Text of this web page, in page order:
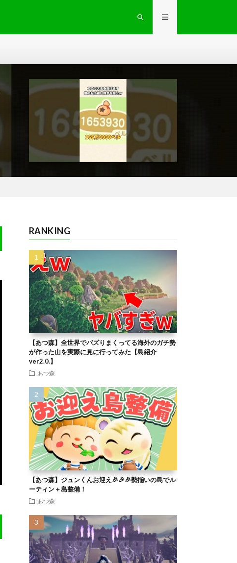
RANKING
【あつ森】全世界でバズりまくってる海外のガチ勢
が作った山を実際に見に行ってみた【島紹介
ver2.0.】
あつ森
【あつ森】ジュンくんお迎え🎉🎉🎉勢揃いの島でル
ーティン＋島整備！
あつ森